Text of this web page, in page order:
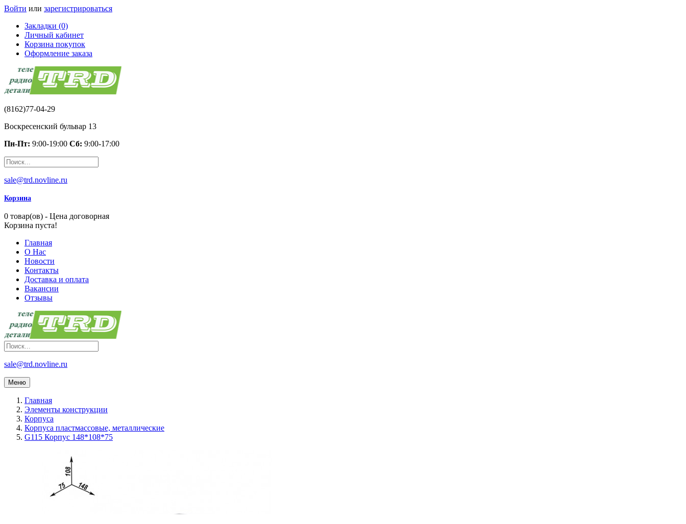
Войти или зарегистрироваться
Закладки (0)
Личный кабинет
Корзина покупок
Оформление заказа
(8162)77-04-29
Воскресенский бульвар 13
Пн-Пт: 9:00-19:00 Сб: 9:00-17:00
sale@trd.novline.ru
Корзина
0 товар(ов) - Цена договорная
Корзина пуста!
Главная
О Нас
Новости
Контакты
Доставка и оплата
Вакансии
Отзывы
sale@trd.novline.ru
Меню
Главная
Элементы конструкции
Корпуса
Корпуса пластмассовые, металлические
G115 Корпус 148*108*75